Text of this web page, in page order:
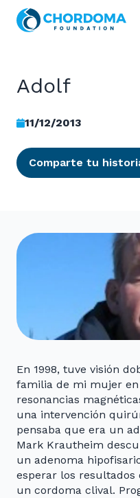
Skip to Main Content
Adolf
11/12/2013
Comparte tu
En 1998, tuve visión
familia de mi mujer en
resonancias
una intervención
pensaba que era un
Mark Krautheim
un adenoma
esperar los resultados
un cordoma clival.